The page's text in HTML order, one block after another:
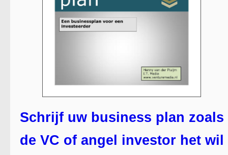
Schrijf uw business plan zoals
de VC of angel investor het wil